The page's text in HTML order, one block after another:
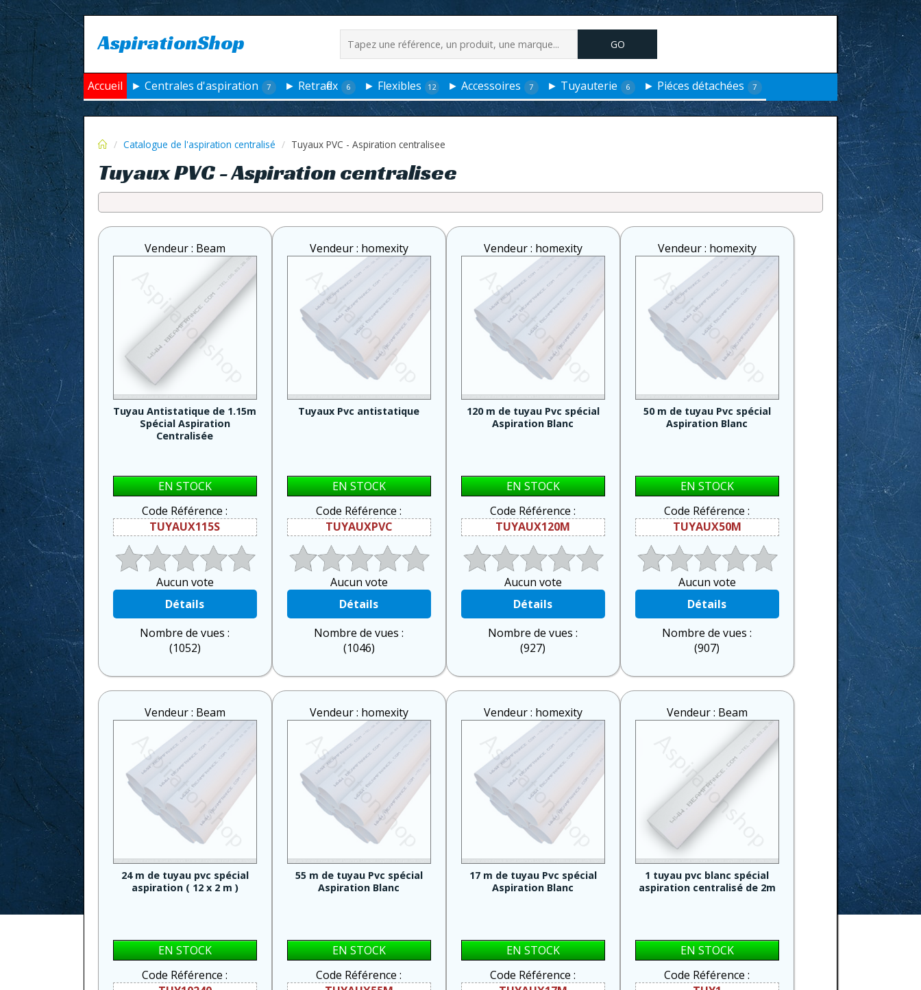
AspirationShop GO
Accueil ► Centrales d'aspiration 7 ► Retraflex 6 ► Flexibles 12 ► Accessoires 7 ► Tuyauterie 6 ► Piéces détachées 7
Catalogue de l'aspiration centralisé Tuyaux PVC - Aspiration centralisee
Tuyaux PVC - Aspiration centralisee
Vendeur : Beam
Tuyau Antistatique de 1.15m
Spécial Aspiration
Centralisée
EN STOCK
Code Référence :
TUYAUX115S
Aucun vote
Détails
Nombre de vues :
(1052)
Vendeur : homexity
Tuyaux Pvc antistatique
EN STOCK
Code Référence :
TUYAUXPVC
Aucun vote
Détails
Nombre de vues :
(1046)
Vendeur : homexity
120 m de tuyau Pvc spécial
Aspiration Blanc
EN STOCK
Code Référence :
TUYAUX120M
Aucun vote
Détails
Nombre de vues :
(927)
Vendeur : homexity
50 m de tuyau Pvc spécial
Aspiration Blanc
EN STOCK
Code Référence :
TUYAUX50M
Aucun vote
Détails
Nombre de vues :
(907)
Vendeur : Beam
24 m de tuyau pvc spécial
aspiration ( 12 x 2 m )
EN STOCK
Code Référence :
Vendeur : homexity
55 m de tuyau Pvc spécial
Aspiration Blanc
EN STOCK
Code Référence :
Vendeur : homexity
17 m de tuyau Pvc spécial
Aspiration Blanc
EN STOCK
Code Référence :
Vendeur : Beam
1 tuyau pvc blanc spécial
aspiration centralisé de 2m
EN STOCK
Code Référence :